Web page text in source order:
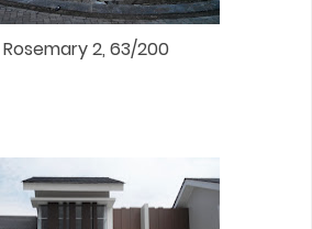
2, 63/200